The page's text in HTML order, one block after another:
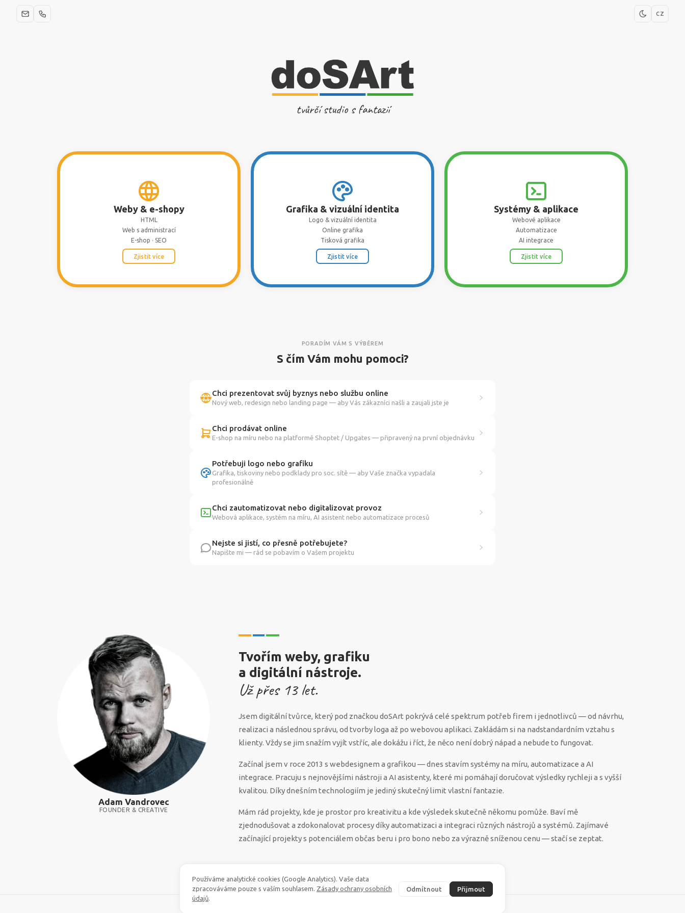
CZ
tvůrčí studio s fantazií
Weby & e-shopy
HTML
Web s administrací
E-shop · SEO
Zjistit více
Grafika & vizuální identita
Logo & vizuální identita
Online grafika
Tisková grafika
Zjistit více
Systémy & aplikace
Webové aplikace
Automatizace
AI integrace
Zjistit více
PORADÍM VÁM S VÝBĚREM
S čím Vám mohu pomoci?
Chci prezentovat svůj byznys nebo službu online
Nový web, redesign nebo landing page — aby Vás zákazníci našli a zaujali jste je
Chci prodávat online
E-shop na míru nebo na platformě Shoptet / Upgates — připravený na první objednávku
Potřebuji logo nebo grafiku
Grafika, tiskoviny nebo podklady pro soc. sítě — aby Vaše značka vypadala
profesionálně
Chci zautomatizovat nebo digitalizovat provoz
Webová aplikace, systém na míru, AI asistent nebo automatizace procesů
Nejste si jistí, co přesně potřebujete?
Napište mi — rád se pobavím o Vašem projektu
Adam Vandrovec
FOUNDER & CREATIVE
Tvořím weby, grafiku
a digitální nástroje.
Už přes 13let.
Jsem digitální tvůrce, který pod značkou doSArt pokrývá celé spektrum potřeb firem i jednotlivců — od návrhu,
realizaci a následnou správu, od tvorby loga až po webovou aplikaci. Zakládám si na nadstandardním vztahu s
klienty. Vždy se jim snažím vyjít vstříc, ale dokážu i říct, že něco není dobrý nápad a nebude to fungovat.
Začínal jsem v roce 2013 s webdesignem a grafikou — dnes stavím systémy na míru, automatizace a AI
integrace. Pracuju s nejnovějšími nástroji a AI asistenty, které mi pomáhají doručovat výsledky rychleji a s vyšší
kvalitou. Díky dnešním technologiím je jediný skutečný limit vlastní fantazie.
Mám rád projekty, kde je prostor pro kreativitu a kde výsledek skutečně někomu pomůže. Baví mě
zjednodušovat a zdokonalovat procesy díky automatizaci a integraci různých nástrojů a systémů. Zajímavé
začínající projekty s potenciálem občas beru i pro bono nebo za výrazně sníženou cenu — stačí se zeptat.
Používáme analytické cookies (Google Analytics). Vaše data
zpracováváme pouze s vaším souhlasem. Zásady ochrany osobních
údajů.
Odmítnout Přijmout